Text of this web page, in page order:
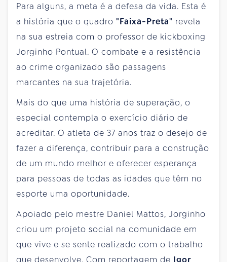
Para alguns, a meta é a defesa da vida. Esta é
a história que o quadro "Faixa-Preta" revela
na sua estreia com o professor de kickboxing
Jorginho Pontual. O combate e a resistência
ao crime organizado são passagens
marcantes na sua trajetória.
Mais do que uma história de superação, o
especial contempla o exercício diário de
acreditar. O atleta de 37 anos traz o desejo de
fazer a diferença, contribuir para a construção
de um mundo melhor e oferecer esperança
para pessoas de todas as idades que têm no
esporte uma oportunidade.
Apoiado pelo mestre Daniel Mattos, Jorginho
criou um projeto social na comunidade em
que vive e se sente realizado com o trabalho
que desenvolve. Com reportagem de Igor